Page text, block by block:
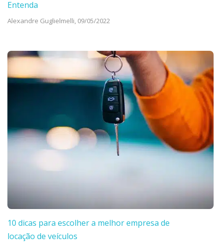
Entenda
Alexandre Guglielmelli, 09/05/2022
10 dicas para escolher a melhor empresa de
locação de veículos